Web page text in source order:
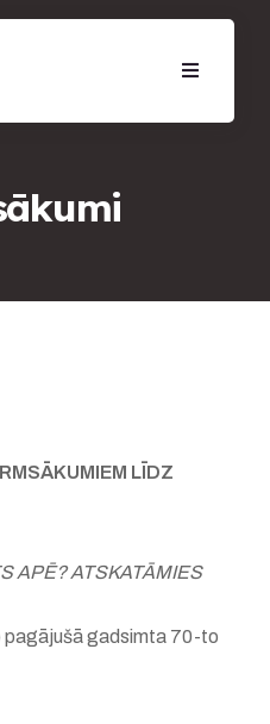
LĪDZ
APĒ? ATSKATĀMIES
pagājušā gadsimta 70-to